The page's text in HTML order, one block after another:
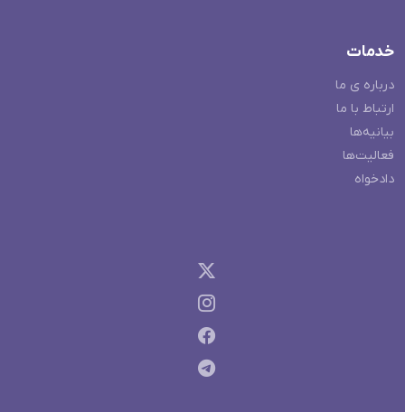
خدمات
درباره ی ما
ارتباط با ما
بیانیه‌ها
فعالیت‌ها
دادخواه